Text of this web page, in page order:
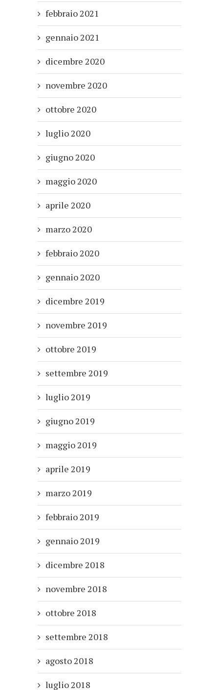
febbraio 2021
gennaio 2021
dicembre 2020
novembre 2020
ottobre 2020
luglio 2020
giugno 2020
maggio 2020
aprile 2020
marzo 2020
febbraio 2020
gennaio 2020
dicembre 2019
novembre 2019
ottobre 2019
settembre 2019
luglio 2019
giugno 2019
maggio 2019
aprile 2019
marzo 2019
febbraio 2019
gennaio 2019
dicembre 2018
novembre 2018
ottobre 2018
settembre 2018
agosto 2018
luglio 2018